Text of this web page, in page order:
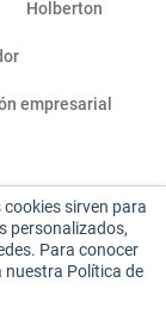
sirven para
personalizados,
Para conocer
nuestra Política de
Holberton
empresarial